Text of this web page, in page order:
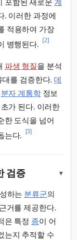
포함된 새로운 계
. 이러한 과정에
적용하여 가장
병행된다.
[2]
파생 형질을 분석
대를 검증한다.데
분자 계통학정보
가 된다. 이러한
한 도식을 넘어
는다.
[3]
검증 ▾
하는 분류군의
거를 제공한다.
은 특정 종이 어
는지 추적할 수